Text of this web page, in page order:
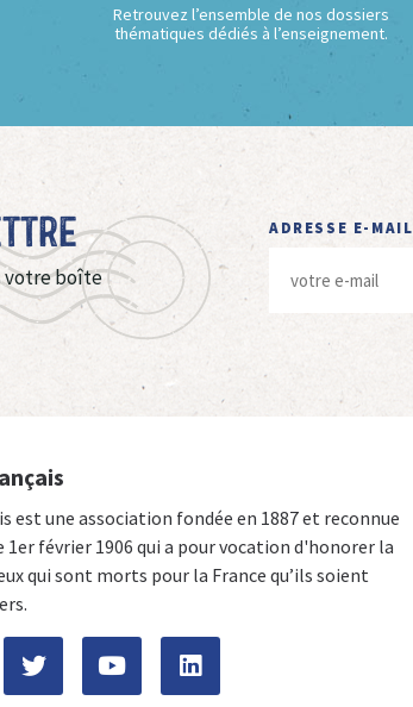
Retrouvez l’ensemble de nos dossiers
thématiques dédiés à l’enseignement.
votre boîte
ADRESSE E-MAIL
est une association fondée en 1887 et reconnue
février 1906 qui a pour vocation d'honorer la
qui sont morts pour la France qu’ils soient